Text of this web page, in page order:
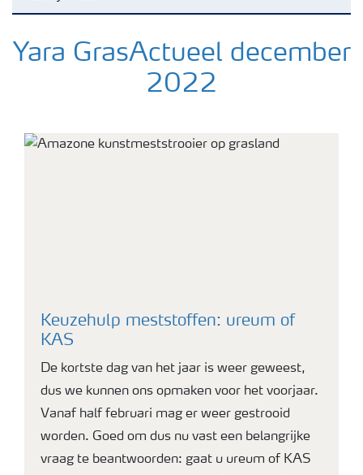
Nieuwsbrieven
Meststoffen
Webinars
Yara GrasActueel december
2022
Keuzehulp meststoffen: ureum of
KAS
De kortste dag van het jaar is weer geweest,
dus we kunnen ons opmaken voor het voorjaar.
Vanaf half februari mag er weer gestrooid
worden. Goed om dus nu vast een belangrijke
vraag te beantwoorden: gaat u ureum of KAS